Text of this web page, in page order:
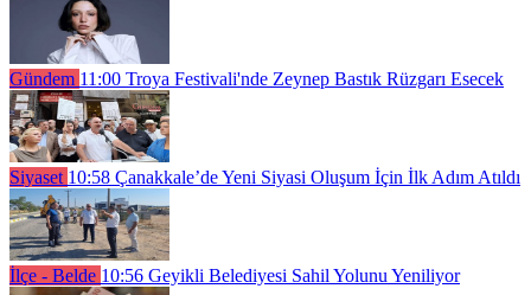
Gündem 11:00 Troya Festivali'nde Zeynep Bastık Rüzgarı Esecek
Siyaset 10:58 Çanakkale’de Yeni Siyasi Oluşum İçin İlk Adım Atıldı
İlçe - Belde 10:56 Geyikli Belediyesi Sahil Yolunu Yeniliyor